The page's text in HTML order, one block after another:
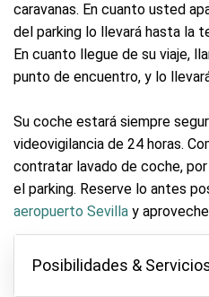
caravanas. En cuanto usted
del parking lo llevará hasta la
En cuanto llegue de su viaje,
punto de encuentro, y lo
Su coche estará siempre
videovigilancia de 24 horas.
contratar lavado de coche,
el parking. Reserve lo antes
aeropuerto Sevilla y
Posibilidades &